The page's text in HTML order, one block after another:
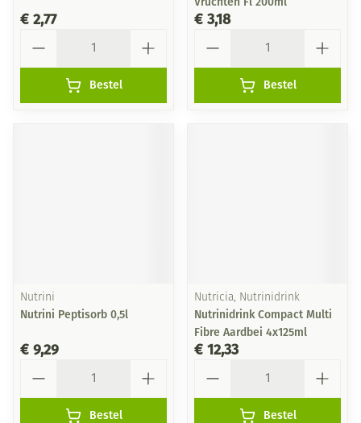
€ 2,77
Bestel
€ 3,18
Bestel
Nutrini
Nutrini Peptisorb 0,5l
€ 9,29
Bestel
Nutricia, Nutrinidrink
Nutrinidrink Compact Multi
Fibre Aardbei 4x125ml
€ 12,33
Bestel